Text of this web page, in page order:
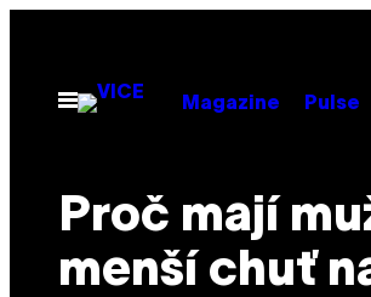
contentOpen
Menu
Magazine Pulse
Proč mají
menší chuť